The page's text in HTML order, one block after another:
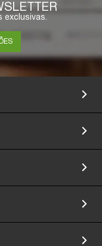
exclusivas.